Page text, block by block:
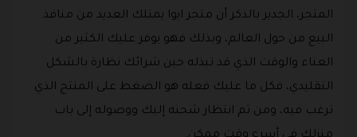
المتجر، الجدير بالذكر أن متجر ايوا يمتلك العديد من منافذ
البيع من حول العالم، وبذلك فهو يوفر عليك الكثير من
العناء والوقت الذي قد تبذله حين شرائك نظارة بالشكل
التقليدي، فكل ما عليك فعله هو الضغط على المنتج الذي
ترغب فيه، ومن ثم انتظار شحنه إليك ووصوله إلى باب